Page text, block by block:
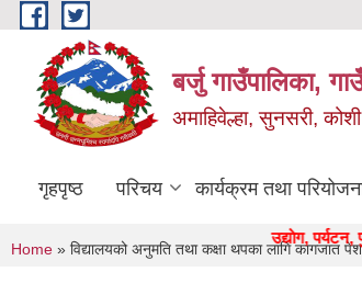
Skip to main content
बर्जु गाउँपालिका,
अमाहिवेल्हा, सुनसरी,
गृहपृष्ठ परिचय कार्यक्रम तथा
" कृषि, शिक्षा, स्वास्थ्य, उद्याेग, पर्यटन,
You are here
Home » विद्यालयको अनुमति तथा कक्षा थपका लागि कागजात